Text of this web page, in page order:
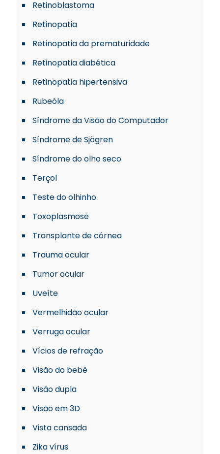
Retinoblastoma
Retinopatia
Retinopatia da prematuridade
Retinopatia diabética
Retinopatia hipertensiva
Rubeóla
Síndrome da Visão do Computador
Síndrome de Sjögren
Síndrome do olho seco
Terçol
Teste do olhinho
Toxoplasmose
Transplante de córnea
Trauma ocular
Tumor ocular
Uveíte
Vermelhidão ocular
Verruga ocular
Vícios de refração
Visão do bebê
Visão dupla
Visão em 3D
Vista cansada
Zika vírus